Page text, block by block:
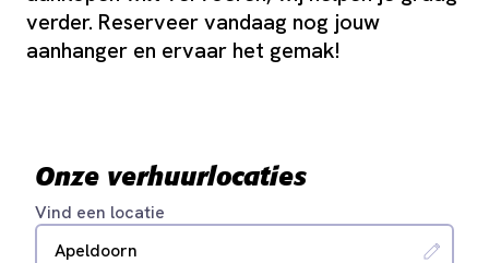
verder. Reserveer vandaag nog jouw
aanhanger en ervaar het gemak!
Onze verhuurlocaties
Vind een locatie
Apeldoorn